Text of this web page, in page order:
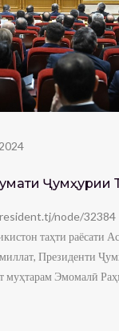
Ҷумҳурии
node/32384
таҳти раёсати
Президенти
муҳтарам Эмомалӣ